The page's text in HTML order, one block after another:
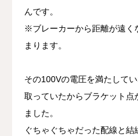
んです。
※ブレーカーから距離が遠く
まります。
その100Vの電圧を満たして
取っていたからブラケット点
ました。
ぐちゃぐちゃだった配線と